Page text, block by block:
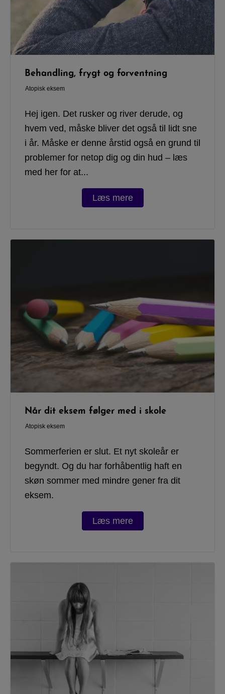
Behandling, frygt og forventning
Atopisk eksem
Hej igen. Det rusker og river derude, og
hvem ved, måske bliver det også til lidt sne
i år. Måske er denne årstid også en grund til
problemer for netop dig og din hud – læs
med her for at...
Læs mere
Når dit eksem følger med i skole
Atopisk eksem
Sommerferien er slut. Et nyt skoleår er
begyndt. Og du har forhåbentlig haft en
skøn sommer med mindre gener fra dit
eksem.
Læs mere